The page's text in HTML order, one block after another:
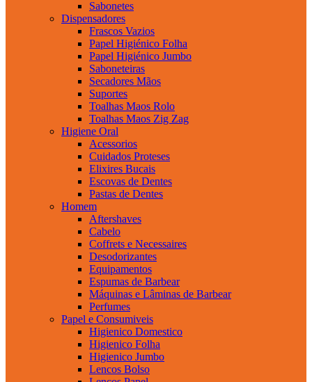
Sabonetes
Dispensadores
Frascos Vazios
Papel Higiénico Folha
Papel Higiénico Jumbo
Saboneteiras
Secadores Mãos
Suportes
Toalhas Maos Rolo
Toalhas Maos Zig Zag
Higiene Oral
Acessorios
Cuidados Proteses
Elixires Bucais
Escovas de Dentes
Pastas de Dentes
Homem
Aftershaves
Cabelo
Coffrets e Necessaires
Desodorizantes
Equipamentos
Espumas de Barbear
Máquinas e Lâminas de Barbear
Perfumes
Papel e Consumiveis
Higienico Domestico
Higienico Folha
Higienico Jumbo
Lencos Bolso